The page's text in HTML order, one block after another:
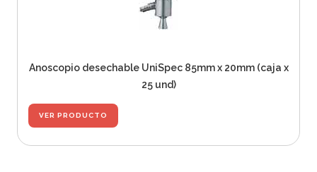
Anoscopio desechable UniSpec 85mm x 20mm (caja x
25 und)
VER PRODUCTO